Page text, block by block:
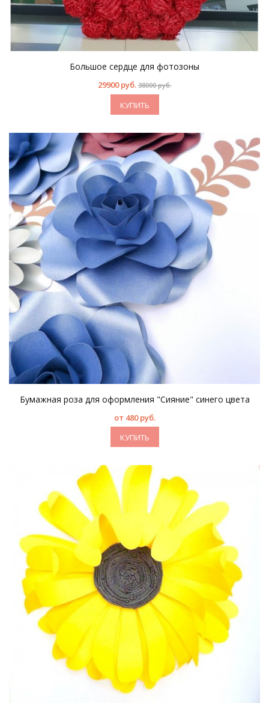
Большое сердце для фотозоны
29900 руб. 38000 руб.
КУПИТЬ
Бумажная роза для оформления "Сияние" синего цвета
от 480 руб.
КУПИТЬ